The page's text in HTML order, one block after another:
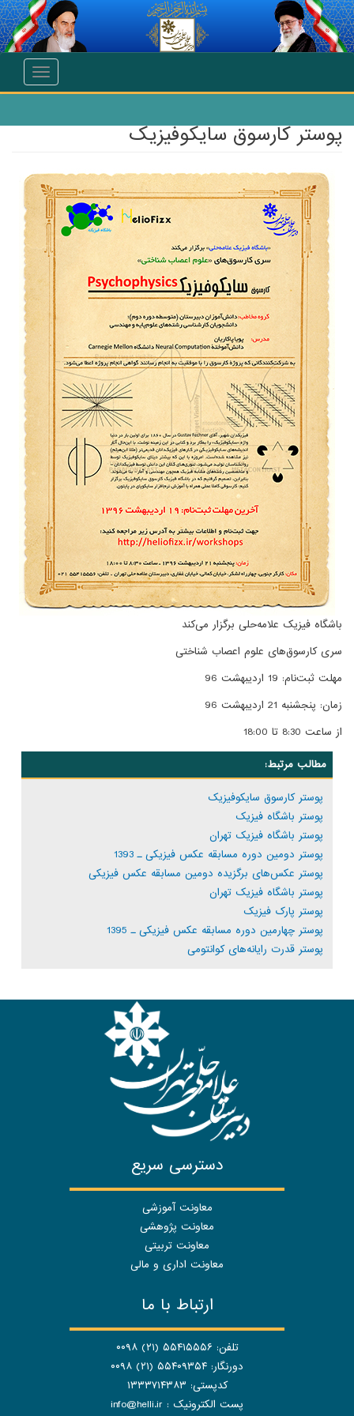
انتقال به محتوای اصلی
Toggle
پوستر کارسوق سایکوفیزیک
باشگاه فیزیک علامه‌حلی برگزار می‌کند
سری کارسوق‌های علوم اعصاب شناختی
مهلت ثبت‌نام: 19 اردیبهشت 96
زمان: پنجشنبه 21 اردیبهشت 96
از ساعت 8:30 تا 18:00
مطالب مرتبط:
پوستر کارسوق سایکوفیزیک
پوستر باشگاه فیزیک
پوستر باشگاه فیزیک تهران
پوستر دومین دوره مسابقه عکس فیزیکی ـ 1393
پوستر عکس‌های برگزیده دومین مسابقه عکس فیزیکی
پوستر باشگاه فیزیک تهران
پوستر پارک فیزیک
پوستر چهارمین دوره مسابقه عکس فیزیکی ـ 1395
پوستر قدرت رایانه‌های کوانتومی
دسترسی سریع
معاونت آموزشی
معاونت پژوهشی
معاونت تربیتی
معاونت اداری و مالی
ارتباط با ما
تلفن: ۵۵۴۱۵۵۵۶ (۲۱) ۰۰۹۸
دورنگار: ۵۵۴۰۹۳۵۴ (۲۱) ۰۰۹۸
کدپستی: ۱۳۳۳۷۱۴۳۸۳
پست الکترونیک : info@helli.ir